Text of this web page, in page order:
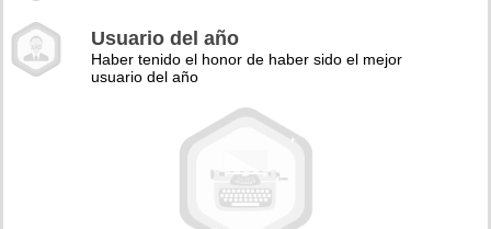
Usuario del año
Haber tenido el honor de haber sido el mejor
usuario del año